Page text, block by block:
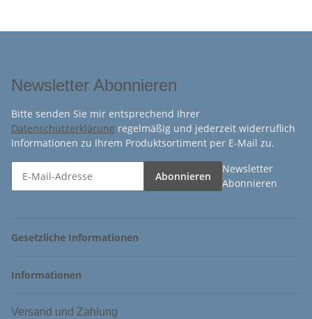
Newsletter Abonnieren
Bitte senden Sie mir entsprechend Ihrer
Datenschutzerklärung regelmäßig und jederzeit widerruflich
Informationen zu Ihrem Produktsortiment per E-Mail zu.
Abonnieren
Newsletter
Abonnieren
Gesetzliche Informationen
Informationen
Versand und Zahlung